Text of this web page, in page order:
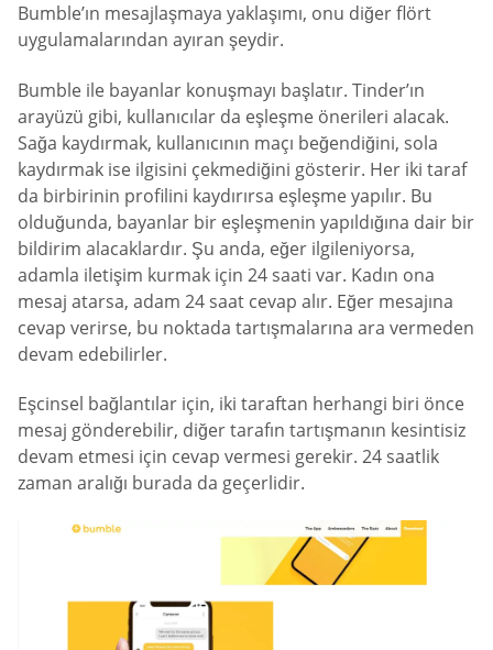
Bumble’ın mesajlaşmaya yaklaşımı, onu diğer flört
uygulamalarından ayıran şeydir.
Bumble ile bayanlar konuşmayı başlatır. Tinder’ın
arayüzü gibi, kullanıcılar da eşleşme önerileri alacak.
Sağa kaydırmak, kullanıcının maçı beğendiğini, sola
kaydırmak ise ilgisini çekmediğini gösterir. Her iki taraf
da birbirinin profilini kaydırırsa eşleşme yapılır. Bu
olduğunda, bayanlar bir eşleşmenin yapıldığına dair bir
bildirim alacaklardır. Şu anda, eğer ilgileniyorsa,
adamla iletişim kurmak için 24 saati var. Kadın ona
mesaj atarsa, adam 24 saat cevap alır. Eğer mesajına
cevap verirse, bu noktada tartışmalarına ara vermeden
devam edebilirler.
Eşcinsel bağlantılar için, iki taraftan herhangi biri önce
mesaj gönderebilir, diğer tarafın tartışmanın kesintisiz
devam etmesi için cevap vermesi gerekir. 24 saatlik
zaman aralığı burada da geçerlidir.